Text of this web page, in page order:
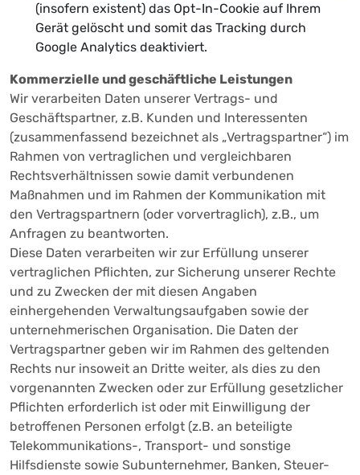
(insofern existent) das Opt-In-Cookie auf Ihrem
Gerät gelöscht und somit das Tracking durch
Google Analytics deaktiviert.
Kommerzielle und geschäftliche Leistungen
Wir verarbeiten Daten unserer Vertrags- und
Geschäftspartner, z.B. Kunden und Interessenten
(zusammenfassend bezeichnet als „Vertragspartner“) im
Rahmen von vertraglichen und vergleichbaren
Rechtsverhältnissen sowie damit verbundenen
Maßnahmen und im Rahmen der Kommunikation mit
den Vertragspartnern (oder vorvertraglich), z.B., um
Anfragen zu beantworten.
Diese Daten verarbeiten wir zur Erfüllung unserer
vertraglichen Pflichten, zur Sicherung unserer Rechte
und zu Zwecken der mit diesen Angaben
einhergehenden Verwaltungsaufgaben sowie der
unternehmerischen Organisation. Die Daten der
Vertragspartner geben wir im Rahmen des geltenden
Rechts nur insoweit an Dritte weiter, als dies zu den
vorgenannten Zwecken oder zur Erfüllung gesetzlicher
Pflichten erforderlich ist oder mit Einwilligung der
betroffenen Personen erfolgt (z.B. an beteiligte
Telekommunikations-, Transport- und sonstige
Hilfsdienste sowie Subunternehmer, Banken, Steuer-